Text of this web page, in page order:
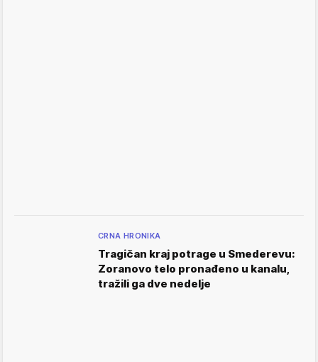
CRNA HRONIKA
Tragičan kraj potrage u Smederevu:
Zoranovo telo pronađeno u kanalu,
tražili ga dve nedelje